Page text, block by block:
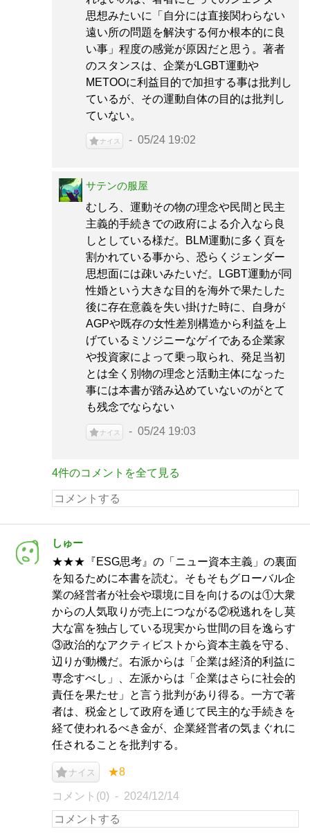
思想みたいに「自分には直接関わらない
遠い所の問題を解決する何か根本的に良
い事」程度の感覚が原因だと思う。著者
のスタンスは、企業がLGBT運動や
METOOに利益目的で加担する事は批判し
ているが、その運動自体の目的は批判し
ていない。
ナイス 05/24 19:02
サテンの服屋
むしろ、運動その物の理念や民間と民主
主義的手続きでの政府による介入なら良
しとしている様だ。BLM運動に多く頁を
割かれている事から、恐らくジェンダー
思想面には疎いみたいだ。LGBT運動が同
性婚という大きな目的を海外で果たした
後に存在意義を失い掛けた時に、自身が
AGPや既存の女性差別構造から利益を上
げているミソジニーなゲイである企業家
や投資家によって乗っ取られ、発足当初
とは全く別物の理念と活動主体になった
事には本書が踏み込めていないのがとて
も残念でならない
ナイス 05/24 19:03
4件のコメントを全て見る
しゅー
★★★『ESG思考』の「ニュー資本主義」の裏面
を知るために本書を読む。そもそもグローバル企
業の経営者が社会や環境に目を向けるのは①大衆
からの人気取りが売上につながる②税逃れをし莫
大な富を独占している現実から世間の目を逸らす
③政治的なアクティビストから資本主義を守る、
辺りが動機だ。右派からは「企業は経済的利益に
専念すべし」、左派からは「企業はさらに社会的
責任を果たせ」と言う批判があり得る。一方で著
者は、税金として政府を通じて民主的な手続きを
経て使われるべき金が、企業経営者の気まぐれに
任されることを批判する。
ナイス ★8
コメント(0) 2024/12/14